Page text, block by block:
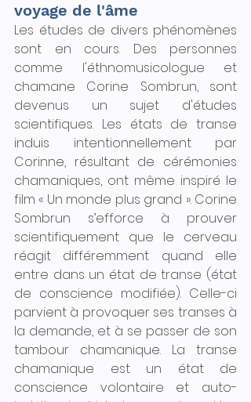
voyage de l'âme
Les études de divers phénomènes
sont en cours. Des personnes
comme l'éthnomusicologue et
chamane Corine Sombrun, sont
devenus un sujet d'études
scientifiques. Les états de transe
induis intentionnellement par
Corinne, résultant de cérémonies
chamaniques, ont même inspiré le
film « Un monde plus grand ». Corine
Sombrun s’efforce à prouver
scientifiquement que le cerveau
réagit différemment quand elle
entre dans un état de transe (état
de conscience modifiée). Celle-ci
parvient à provoquer ses transes à
la demande, et à se passer de son
tambour chamanique. La transe
chamanique est un état de
conscience volontaire et auto-